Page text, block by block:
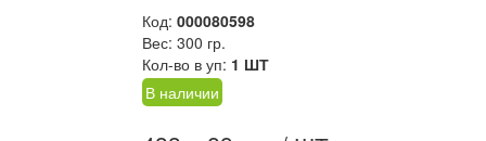
Код: 000080598
Вес: 300 гр.
Кол-во в уп: 1 ШТ
В наличии